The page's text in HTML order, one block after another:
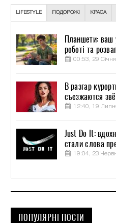
LIFESTYLE ПОДОРОЖІ КРАСА
Планшети: ваш
роботі та
00:53, 29
В разгар
съезжаются
12:40, 19
Just Do It:
стали слова
19:04, 23
ПОПУЛЯРНІ ПОСТИ